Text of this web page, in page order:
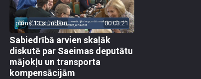
pirms 13 stundām 00:03:21
Sabiedrībā arvien skaļāk
diskutē par Saeimas deputātu
mājokļu un transporta
kompensācijām